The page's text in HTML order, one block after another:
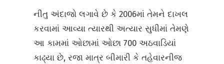
નીતુ અંદાજો લગાવે છે કે 2006માં તેમને દાખલ
કરવામાં આવ્યા ત્યારથી અત્યાર સુધીમાં તેમણે
આ કામમાં ઓછામાં ઓછા 700 અઠવાડિયાં
કાઢ્યા છે, રજા માત્ર બીમારી કે તહેવારનીજ